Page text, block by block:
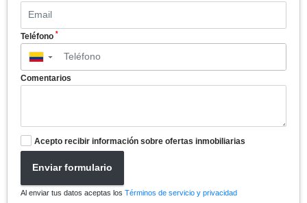
Teléfono *
▼
Comentarios
Acepto recibir información sobre ofertas inmobiliarias
Enviar formulario
Al enviar tus datos aceptas los Términos de servicio y privacidad